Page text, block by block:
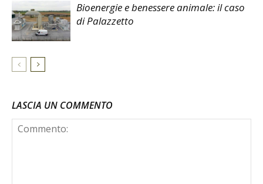
Bioenergie e benessere animale: il caso
di Palazzetto
LASCIA UN COMMENTO